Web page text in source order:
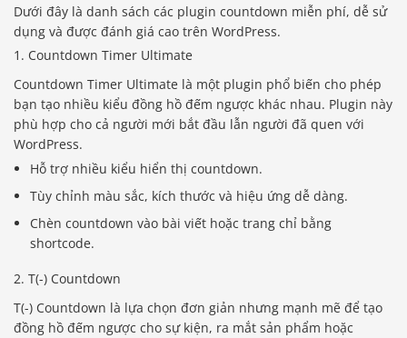
Dưới đây là danh sách các plugin countdown miễn phí, dễ sử
dụng và được đánh giá cao trên WordPress.
1. Countdown Timer Ultimate
Countdown Timer Ultimate là một plugin phổ biến cho phép
bạn tạo nhiều kiểu đồng hồ đếm ngược khác nhau. Plugin này
phù hợp cho cả người mới bắt đầu lẫn người đã quen với
WordPress.
Hỗ trợ nhiều kiểu hiển thị countdown.
Tùy chỉnh màu sắc, kích thước và hiệu ứng dễ dàng.
Chèn countdown vào bài viết hoặc trang chỉ bằng
shortcode.
2. T(-) Countdown
T(-) Countdown là lựa chọn đơn giản nhưng mạnh mẽ để tạo
đồng hồ đếm ngược cho sự kiện, ra mắt sản phẩm hoặc